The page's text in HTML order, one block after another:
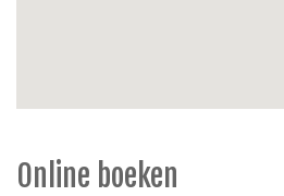
Online boeken